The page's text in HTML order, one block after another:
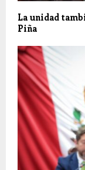
La unidad
Piña